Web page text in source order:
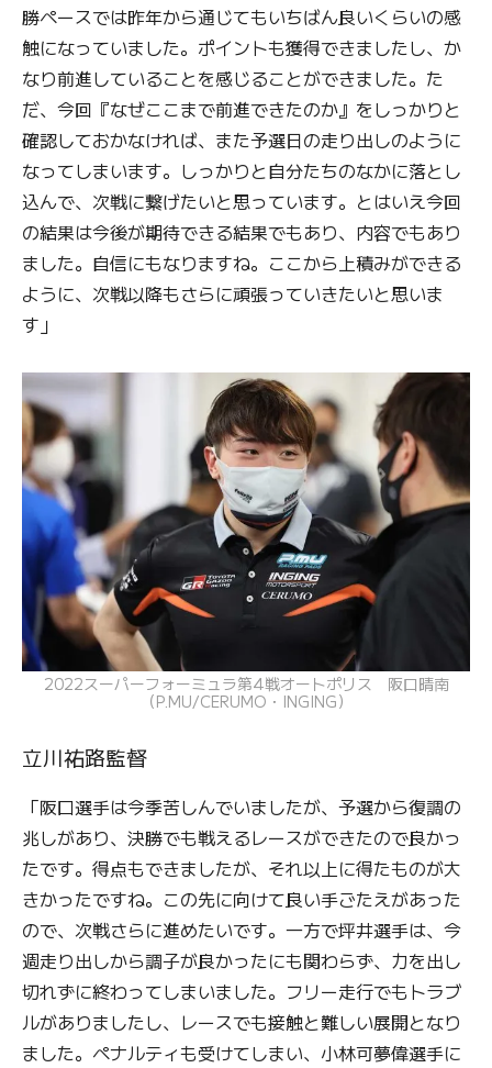
勝ペースでは昨年から通じてもいちばん良いくらいの感
触になっていました。ポイントも獲得できましたし、か
なり前進していることを感じることができました。た
だ、今回『なぜここまで前進できたのか』をしっかりと
確認しておかなければ、また予選日の走り出しのように
なってしまいます。しっかりと自分たちのなかに落とし
込んで、次戦に繋げたいと思っています。とはいえ今回
の結果は今後が期待できる結果でもあり、内容でもあり
ました。自信にもなりますね。ここから上積みができる
ように、次戦以降もさらに頑張っていきたいと思いま
す」
2022スーパーフォーミュラ第4戦オートポリス 阪口晴南
（P.MU/CERUMO・INGING）
立川祐路監督
「阪口選手は今季苦しんでいましたが、予選から復調の
兆しがあり、決勝でも戦えるレースができたので良かっ
たです。得点もできましたが、それ以上に得たものが大
きかったですね。この先に向けて良い手ごたえがあった
ので、次戦さらに進めたいです。一方で坪井選手は、今
週走り出しから調子が良かったにも関わらず、力を出し
切れずに終わってしまいました。フリー走行でもトラブ
ルがありましたし、レースでも接触と難しい展開となり
ました。ペナルティも受けてしまい、小林可夢偉選手に